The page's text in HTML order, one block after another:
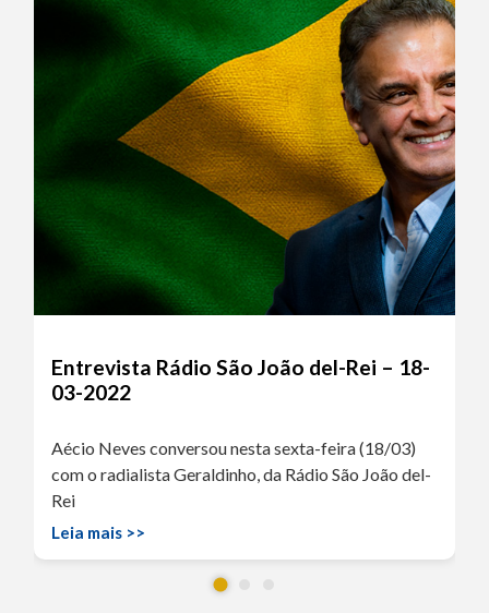
Entrevista Rádio São João del-Rei – 18-
03-2022
Aécio Neves conversou nesta sexta-feira (18/03)
com o radialista Geraldinho, da Rádio São João del-
Rei
Leia mais >>